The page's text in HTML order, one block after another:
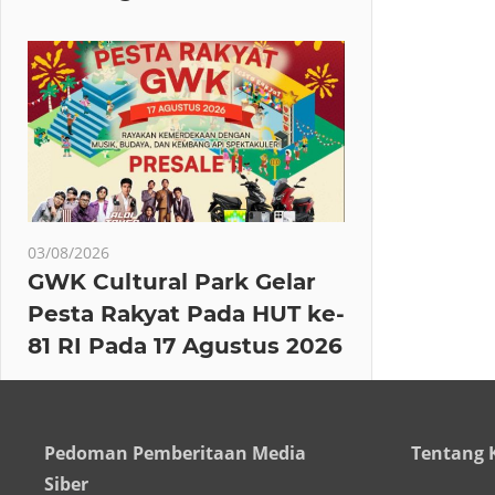
03/08/2026
GWK Cultural Park Gelar
Pesta Rakyat Pada HUT ke-
81 RI Pada 17 Agustus 2026
Pedoman Pemberitaan Media
Siber
Tentang